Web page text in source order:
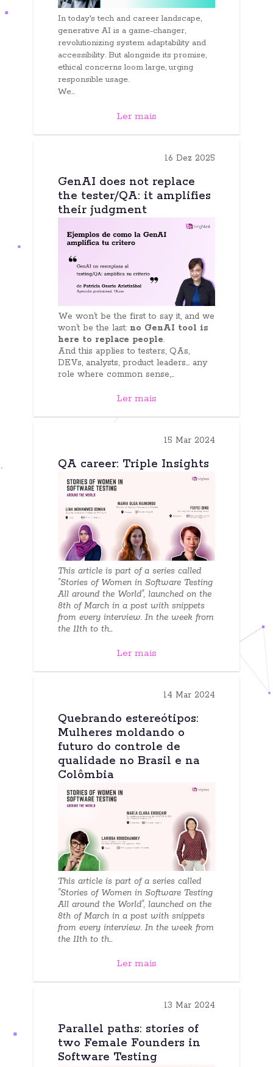
In today's tech and career landscape,
generative AI is a game-changer,
revolutionizing system adaptability and
accessibility. But alongside its promise,
ethical concerns loom large, urging
responsible usage.
We...
Ler mais
16 Dez 2025
GenAI does not replace
the tester/QA: it amplifies
their judgment
We won’t be the first to say it, and we
won’t be the last: no GenAI tool is
here to replace people.
And this applies to testers, QAs,
DEVs, analysts, product leaders… any
role where common sense,...
Ler mais
15 Mar 2024
QA career: Triple Insights
This article is part of a series called
"Stories of Women in Software Testing
All around the World", launched on the
8th of March in a post with snippets
from every interview. In the week from
the 11th to th...
Ler mais
14 Mar 2024
Quebrando estereótipos:
Mulheres moldando o
futuro do controle de
qualidade no Brasil e na
Colômbia
This article is part of a series called
"Stories of Women in Software Testing
All around the World", launched on the
8th of March in a post with snippets
from every interview. In the week from
the 11th to th...
Ler mais
13 Mar 2024
Parallel paths: stories of
two Female Founders in
Software Testing